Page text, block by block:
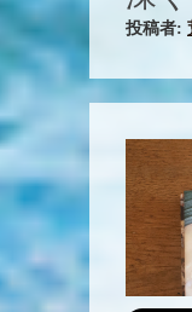
投稿者: